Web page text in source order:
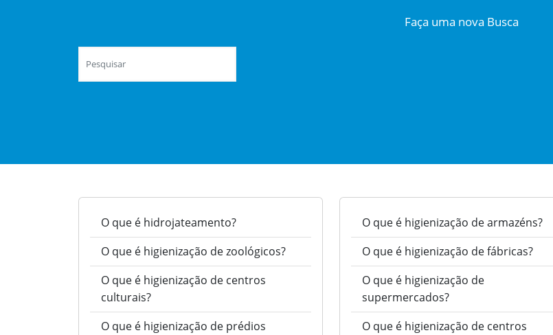
Faça uma nova Busca
O que é hidrojateamento?
O que é higienização de zoológicos?
O que é higienização de centros
culturais?
O que é higienização de prédios
O que é higienização de armazéns?
O que é higienização de fábricas?
O que é higienização de
supermercados?
O que é higienização de centros